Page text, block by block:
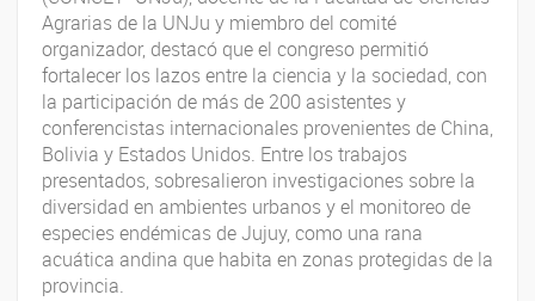
Agrarias de la UNJu y miembro del comité
organizador, destacó que el congreso permitió
fortalecer los lazos entre la ciencia y la sociedad, con
la participación de más de 200 asistentes y
conferencistas internacionales provenientes de China,
Bolivia y Estados Unidos. Entre los trabajos
presentados, sobresalieron investigaciones sobre la
diversidad en ambientes urbanos y el monitoreo de
especies endémicas de Jujuy, como una rana
acuática andina que habita en zonas protegidas de la
provincia.